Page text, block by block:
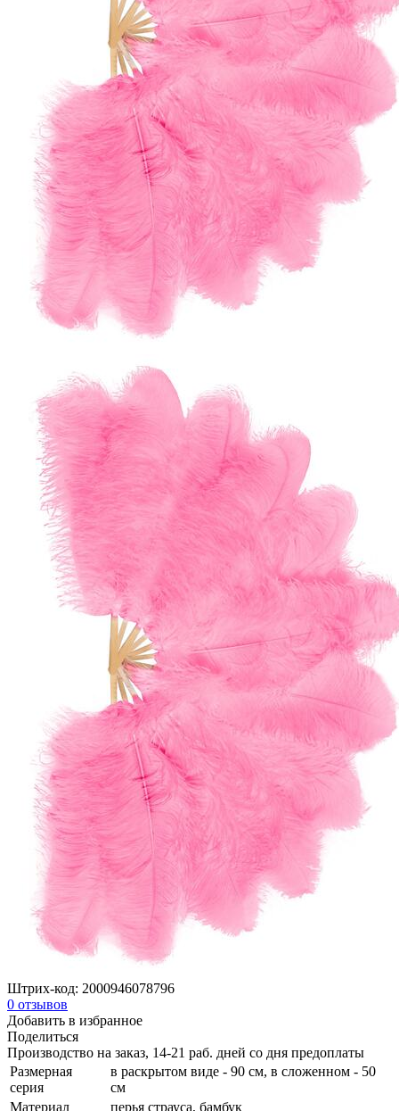
Штрих-код: 2000946078796
0 отзывов
Добавить в избранное
Поделиться
Производство на заказ, 14-21 раб. дней со дня предоплаты
Размерная
серия
в раскрытом виде - 90 см, в сложенном - 50
см
Материал
перья страуса, бамбук